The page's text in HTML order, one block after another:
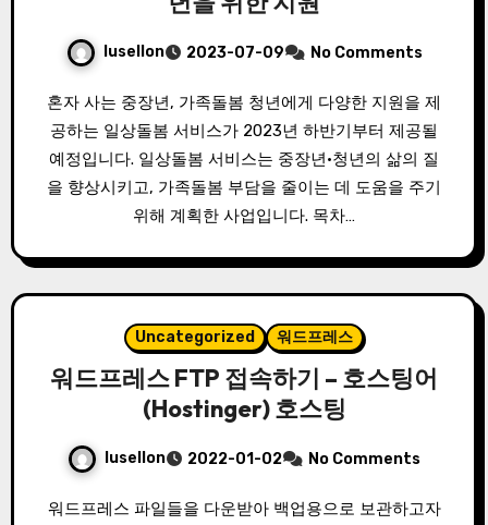
lusellon 2023-07-09 No Comments
혼자 사는 중장년, 가족돌봄 청년에게 다양한 지원을 제
공하는 일상돌봄 서비스가 2023년 하반기부터 제공될
예정입니다. 일상돌봄 서비스는 중장년·청년의 삶의 질
을 향상시키고, 가족돌봄 부담을 줄이는 데 도움을 주기
위해 계획한 사업입니다. 목차…
Uncategorized 워드프레스
워드프레스 FTP 접속하기 – 호스팅어
(Hostinger) 호스팅
lusellon 2022-01-02 No Comments
워드프레스 파일들을 다운받아 백업용으로 보관하고자